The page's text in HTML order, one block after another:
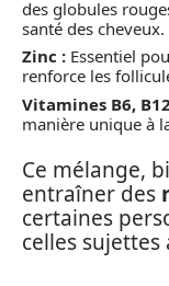
des globules
santé des cheveux.
Zinc : Essentiel
renforce les
Vitamines B6,
manière unique à
Ce mélange,
entraîner des
certaines
celles